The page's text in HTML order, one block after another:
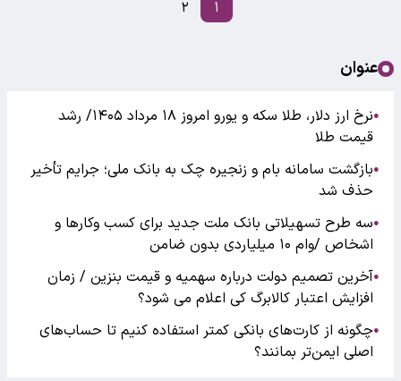
۱ ۲
عنوان
●
نرخ ارز دلار، طلا سکه و یورو امروز ۱۸ مرداد ۱۴۰۵/ رشد
قیمت طلا
●بازگشت سامانه بام و زنجیره چک به بانک ملی؛ جرایم تأخیر
حذف شد
●سه طرح تسهیلاتی بانک ملت جدید برای کسب وکارها و
اشخاص /وام ۱۰ میلیاردی بدون ضامن
●آخرین تصمیم دولت درباره سهمیه و قیمت بنزین / زمان
افزایش اعتبار کالابرگ کی اعلام می شود؟
●چگونه از کارت‌های بانکی کمتر استفاده کنیم تا حساب‌های
اصلی ایمن‌تر بمانند؟